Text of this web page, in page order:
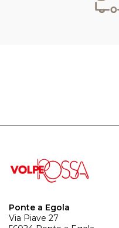
Ponte a Egola
Via Piave 27